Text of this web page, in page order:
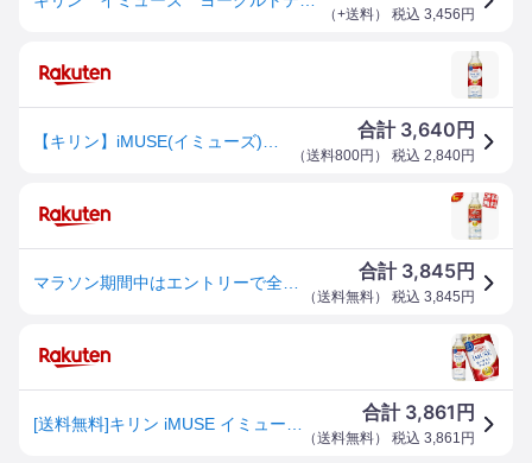
（+送料） 税込 3,456 円
合計 3,640 円
（送料800円 ） 税込 2,840円
合計 3,845円
（送料無料） 税込 3,845 円
合計 3,861 円
（送料無料） 税込 3,861 円